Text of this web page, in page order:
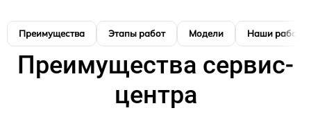
Преимущества Этапы работ Модели Наши работы
Преимущества сервис-
центра